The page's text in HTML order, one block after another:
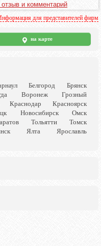
и комментарий
для представителей фирм
на карте
Белгород
Брянск
Воронеж
Грозный
Краснодар
Красноярск
Новосибирск
Омск
Тольятти
Томск
Ялта
Ярославль